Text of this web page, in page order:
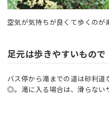
空気が気持ちが良くて歩くのが
足元は歩きやすいもので
バス停から滝までの道は砂利
◎。滝に入る場合は、滑らない